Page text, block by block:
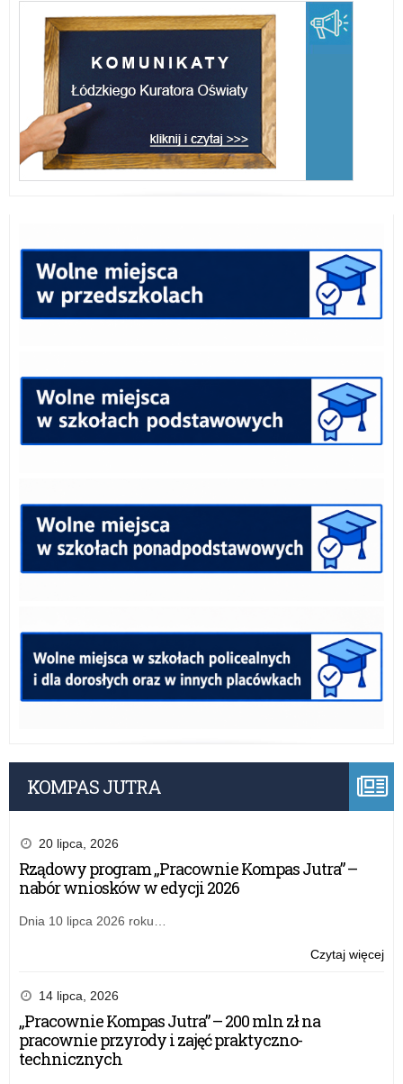
KOMPAS JUTRA
20 lipca, 2026
Rządowy program „Pracownie Kompas Jutra” –
nabór wniosków w edycji 2026
Dnia 10 lipca 2026 roku…
Czytaj więcejo:
14 lipca, 2026
„Pracownie Kompas Jutra” – 200 mln zł na
pracownie przyrody i zajęć praktyczno-
technicznych